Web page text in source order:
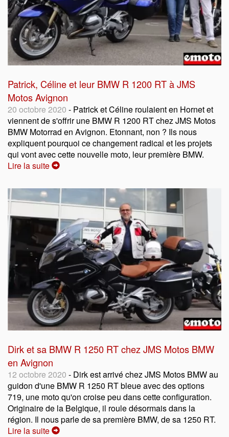
Patrick, Céline et leur BMW R 1200 RT à JMS
Motos Avignon
20 octobre 2020 - Patrick et Céline roulaient en Hornet et
viennent de s'offrir une BMW R 1200 RT chez JMS Motos
BMW Motorrad en Avignon. Etonnant, non ? Ils nous
expliquent pourquoi ce changement radical et les projets
qui vont avec cette nouvelle moto, leur première BMW.
Lire la suite
Dirk et sa BMW R 1250 RT chez JMS Motos BMW
en Avignon
12 octobre 2020 - Dirk est arrivé chez JMS Motos BMW au
guidon d'une BMW R 1250 RT bleue avec des options
719, une moto qu'on croise peu dans cette configuration.
Originaire de la Belgique, il roule désormais dans la
région. Il nous parle de sa première BMW, de sa 1250 RT.
Lire la suite